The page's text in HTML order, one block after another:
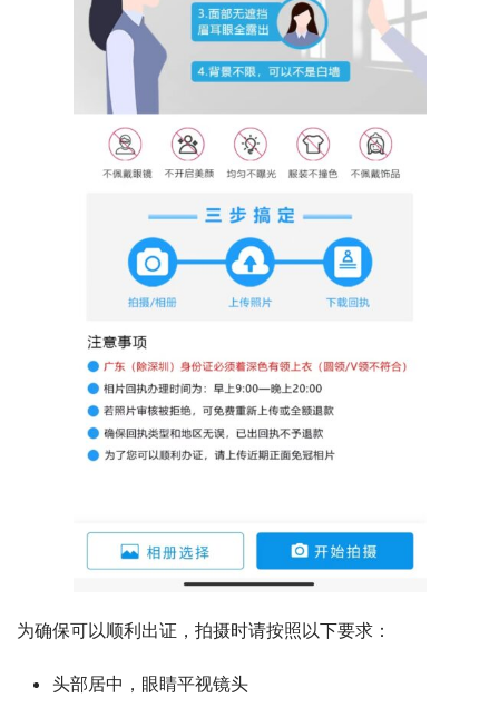
为确保可以顺利出证，拍摄时请按照以下要求：
头部居中，眼睛平视镜头